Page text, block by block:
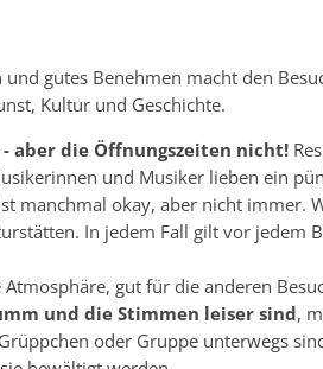
und gutes Benehmen macht den
Kultur und Geschichte.
aber die Öffnungszeiten nicht!
und Musiker lieben ein
manchmal okay, aber nicht immer.
In jedem Fall gilt vor jedem
Atmosphäre, gut für die anderen
und die Stimmen leiser sind,
oder Gruppe unterwegs